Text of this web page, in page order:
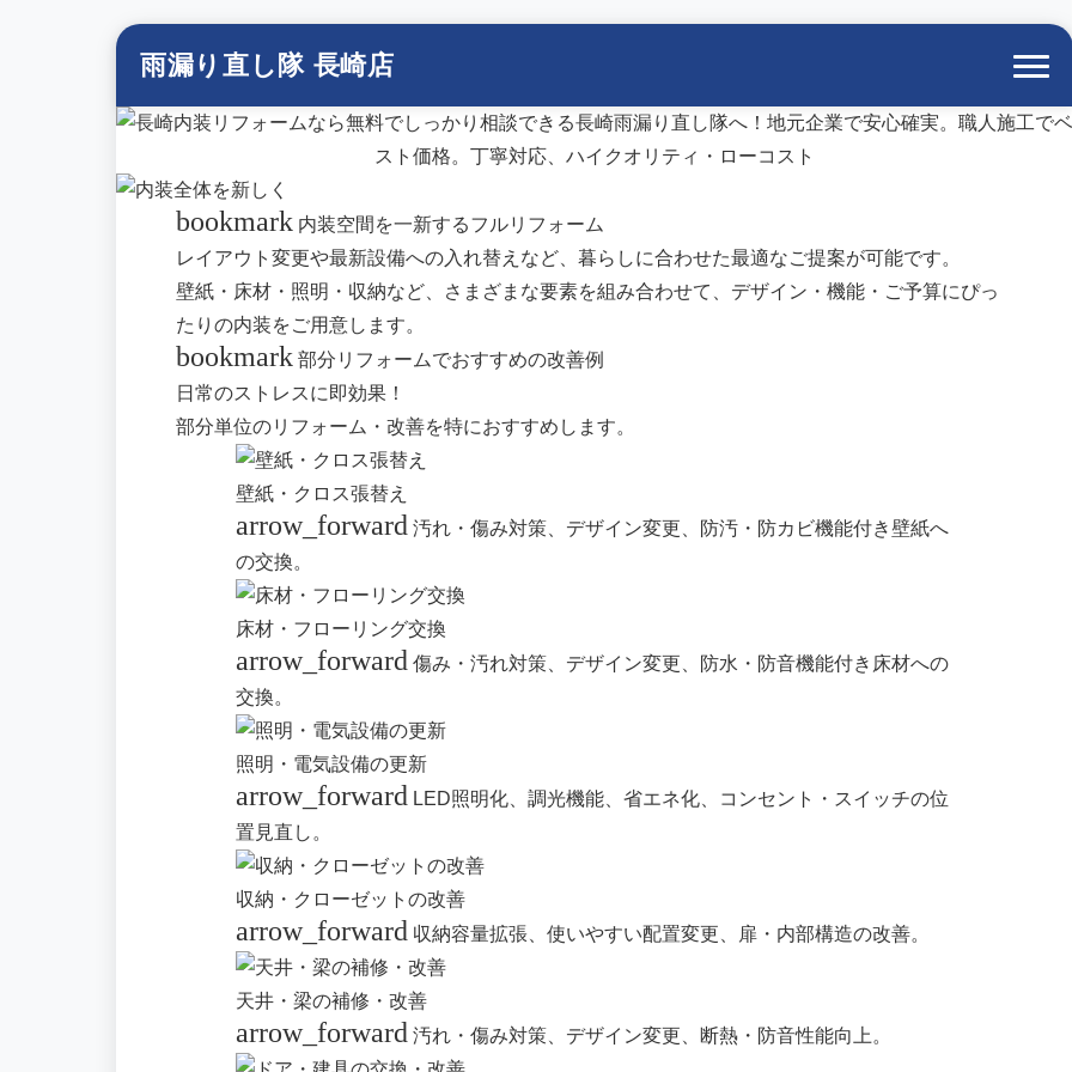
雨漏り直し隊 長崎店
bookmark 内装空間を一新するフルリフォーム
レイアウト変更や最新設備への入れ替えなど、暮らしに合わせた最適なご提案が可能です。
壁紙・床材・照明・収納など、さまざまな要素を組み合わせて、デザイン・機能・ご予算にぴっ
たりの内装をご用意します。
bookmark 部分リフォームでおすすめの改善例
日常のストレスに即効果！
部分単位のリフォーム・改善を特におすすめします。
壁紙・クロス張替え
arrow_forward 汚れ・傷み対策、デザイン変更、防汚・防カビ機能付き壁紙へ
の交換。
床材・フローリング交換
arrow_forward 傷み・汚れ対策、デザイン変更、防水・防音機能付き床材への
交換。
照明・電気設備の更新
arrow_forward LED照明化、調光機能、省エネ化、コンセント・スイッチの位
置見直し。
収納・クローゼットの改善
arrow_forward 収納容量拡張、使いやすい配置変更、扉・内部構造の改善。
天井・梁の補修・改善
arrow_forward 汚れ・傷み対策、デザイン変更、断熱・防音性能向上。